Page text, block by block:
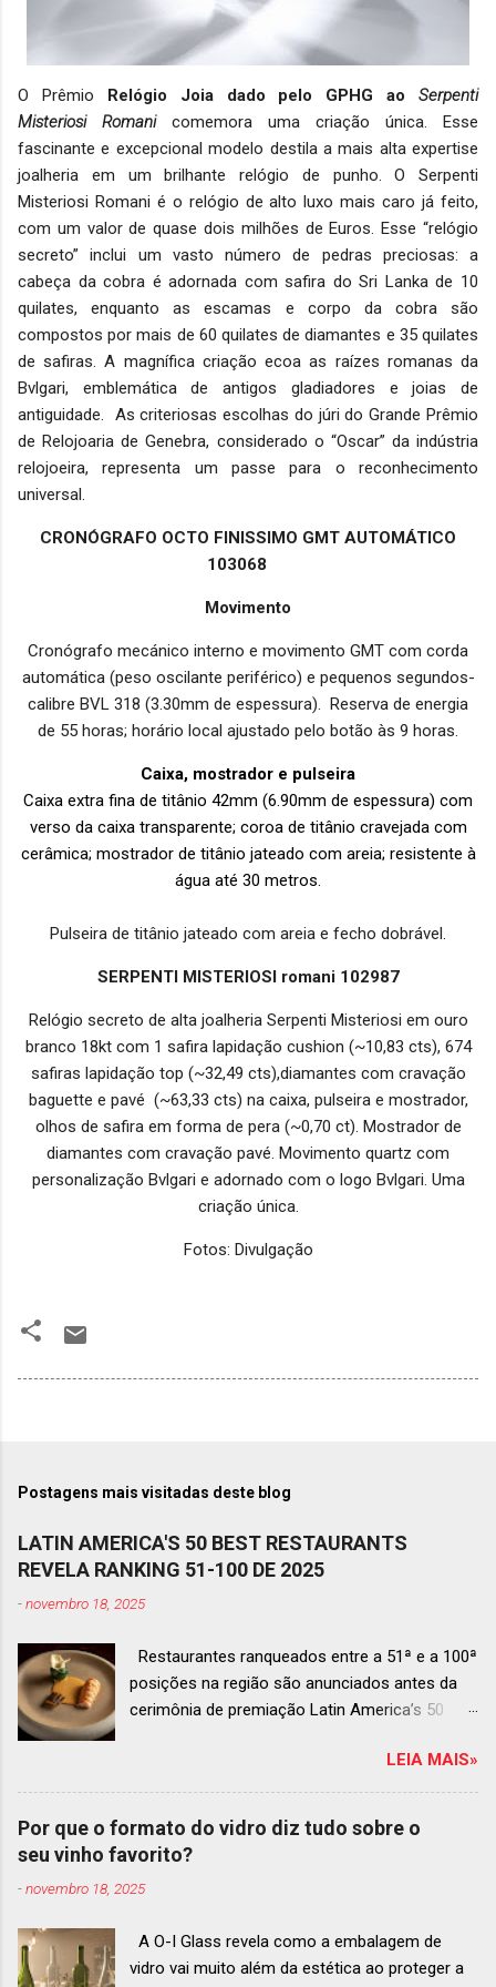
O Prêmio Relógio Joia dado pelo GPHG ao Serpenti
Misteriosi Romani
comemora uma criação única. Esse
fascinante e excepcional modelo destila a mais alta expertise
joalheria em um brilhante relógio de punho. O Serpenti
Misteriosi Romani é o relógio de alto luxo mais caro já feito,
com um valor de quase dois milhões de Euros. Esse “relógio
secreto” inclui um vasto número de pedras preciosas: a
cabeça da cobra é adornada com safira do Sri Lanka de 10
quilates, enquanto as escamas e corpo da cobra são
compostos por mais de 60 quilates de diamantes e 35 quilates
de safiras. A magnífica criação ecoa as raízes romanas da
Bvlgari, emblemática de antigos gladiadores e joias de
antiguidade. As criteriosas escolhas do júri do Grande Prêmio
de Relojoaria de Genebra, considerado o “Oscar” da indústria
relojoeira, representa um passe para o reconhecimento
universal.
CRONÓGRAFO OCTO FINISSIMO GMT AUTOMÁTICO
103068
Movimento
Cronógrafo mecánico interno e movimento GMT com corda
automática (peso oscilante periférico) e pequenos segundos-
calibre BVL 318 (3.30mm de espessura). Reserva de energia
de 55 horas; horário local ajustado pelo botão às 9 horas.
Caixa, mostrador e pulseira
Caixa extra fina de titânio 42mm (6.90mm de espessura) com
verso da caixa transparente; coroa de titânio cravejada com
cerâmica; mostrador de titânio jateado com areia; resistente à
água até 30 metros.
Pulseira de titânio jateado com areia e fecho dobrável.
SERPENTI MISTERIOSI romani 102987
Relógio secreto de alta joalheria Serpenti Misteriosi em ouro
branco 18kt com 1 safira lapidação cushion (~10,83 cts), 674
safiras lapidação top (~32,49 cts),diamantes com cravação
baguette e pavé (~63,33 cts) na caixa, pulseira e mostrador,
olhos de safira em forma de pera (~0,70 ct). Mostrador de
diamantes com cravação pavé. Movimento quartz com
personalização Bvlgari e adornado com o logo Bvlgari. Uma
criação única.
Fotos: Divulgação
Postagens mais visitadas deste blog
LATIN AMERICA'S 50 BEST RESTAURANTS
REVELA RANKING 51-100 DE 2025
-novembro 18, 2025
Restaurantes ranqueados entre a 51ª e a 100ª
posições na região são anunciados antes da
cerimônia de premiação Latin America’s 50
de dezembro em Antígua, Guatemala
Prato do Origem, o brasileiro mais
bem ranqueado na lista estendida O Latin
America’s 50 Best Restaurants anunciou hoje a
ranqueados nas posições No.51 a No.100,em
diversificado da gastronomia de toda a região.
A lista expandida demonstra o empenho da
LEIA MAIS»
Por que o formato do vidro diz tudo sobre o
seu vinho favorito?
-novembro 18, 2025
A O-I Glass revela como a embalagem de
vidro vai muito além da estética ao proteger a